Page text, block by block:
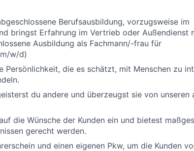
Berufsausbildung, vorzugsweise im
bringst Erfahrung im Vertrieb oder Außendienst
Ausbildung als Fachmann/-frau für
w/d)
Persönlichkeit, die es schätzt, mit Menschen zu
du andere und überzeugst sie von unseren
die Wünsche der Kunden ein und bietest
gerecht werden.
und einen eigenen Pkw, um die Kunden